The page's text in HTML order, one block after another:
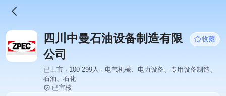
四川中曼石油设备制造有限
公司
收藏
已上市 · 100-299人 · 电气机械、电力设备、专用设备制造、
石油、石化
已审核